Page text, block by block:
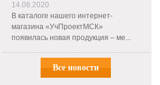
14.08.2020
В каталоге нашего интернет-
магазина «УчПроектМСК»
появилась новая продукция – ме...
Все новости